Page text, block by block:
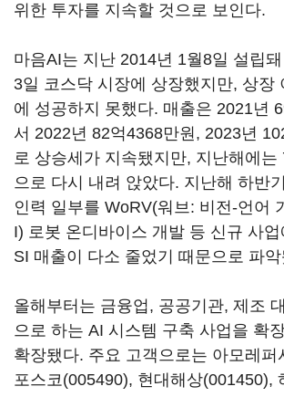
위한 투자를 지속할 것으로 보인다.
마음AI는 지난 2014년 1월8일 설립
3일 코스닥 시장에 상장했지만, 상장
에 성공하지 못했다. 매출은 2021년
서 2022년 82억4368만원, 2023년
로 상승세가 지속됐지만, 지난해에는
으로 다시 내려 앉았다. 지난해 하반
인력 일부를 WoRV(워브: 비전-언어
I) 로봇 온디바이스 개발 등 신규 사업
SI 매출이 다소 줄었기 때문으로 파
올해부터는 금융업, 공공기관, 제조
으로 하는 AI 시스템 구축 사업을 확
확장됐다. 주요 고객으로는 아모레퍼
포스코(005490), 현대해상(001450),